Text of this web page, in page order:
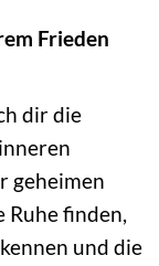
Frieden
dir die
geheimen
Ruhe finden,
und die